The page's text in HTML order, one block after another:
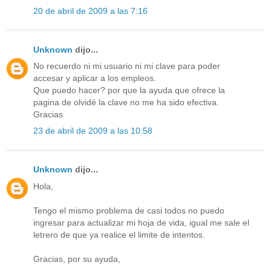
20 de abril de 2009 a las 7:16
Unknown dijo...
No recuerdo ni mi usuario ni mi clave para poder
accesar y aplicar a los empleos.
Que puedo hacer? por que la ayuda que ofrece la
pagina de olvidé la clave no me ha sido efectiva.
Gracias
23 de abril de 2009 a las 10:58
Unknown dijo...
Hola,
Tengo el mismo problema de casi todos no puedo
ingresar para actualizar mi hoja de vida, igual me sale el
letrero de que ya realice el limite de intentos.
Gracias, por su ayuda,